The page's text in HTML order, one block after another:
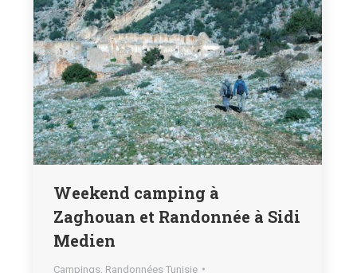
Weekend camping à
Zaghouan et Randonnée à Sidi
Medien
Campings Randonnées Tunisie